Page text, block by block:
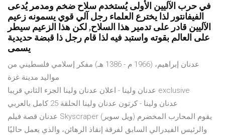
في حرب الآليين الأولى يُستخدم سلاح ضخم ومدمر يُدعى
الفيفانتور لذا يخترع العلماء رجل آلي قوي يسمونه زعيم
الآليين قادر على تدمير هذا السلاح, لكن هذا الزعيم سيطر
على العالم بقوته واستبد فيه لذا قام رجل ذا قبضة حديدية
يسمى
عدنان إبراهيم، (1966 م - 1386 هـ) مفكر إسلامي فلسطيني من
مواليد مدينة غزة
عدنان ولينا - اعلان عدنان ولينا الجزء الثاني قريبا exclusive
عدنان ولينا - كرتون عدنان ولينا الحلقة 25 كامل بالعربي
عدنان قصة فيلم Skyscraper يقوم المحارب المخضرم (ويل سوير)
والرئيس الفيدرالي السابق لفرقة إنقاذ الرهائن، والذي يعمل حاليًا